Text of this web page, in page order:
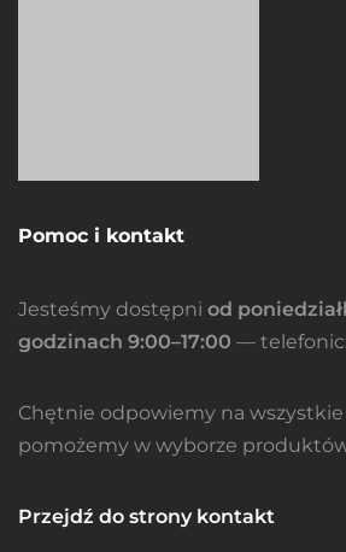
Pomoc i kontakt
Jesteśmy dostępni od
godzinach 9:00–17:00 —
Chętnie odpowiemy na
pomożemy w wyborze
Przejdź do strony kontakt